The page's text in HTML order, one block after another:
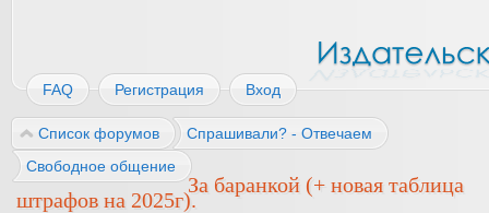
FAQ Регистрация Вход
Список форумов
Спрашивали? - Отвечаем
Свободное общение
За баранкой (+ новая таблица
штрафов на 2025г).